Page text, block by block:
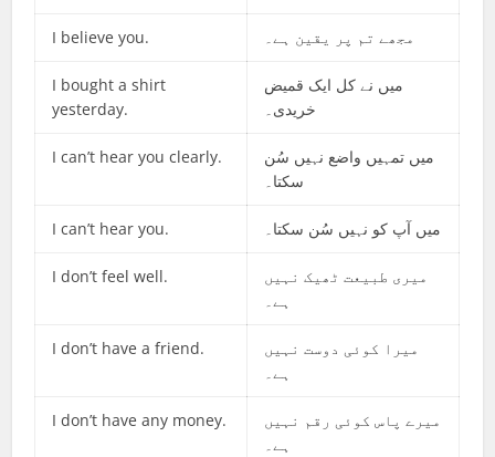
I believe you. مجھے تم پر یقین ہے۔
I bought a shirt
yesterday.
میں نے کل ایک قمیض
خریدی۔
I can’t hear you clearly.
میں تمہیں واضع نہیں سُن
سکتا۔
I can’t hear you. میں آپ کو نہیں سُن سکتا۔
I don’t feel well.
میری طبیعت ٹھیک نہیں
ہے۔
I don’t have a friend.
میرا کوئی دوست نہیں
ہے۔
I don’t have any money.
میرے پاس کوئی رقم نہیں
ہے۔